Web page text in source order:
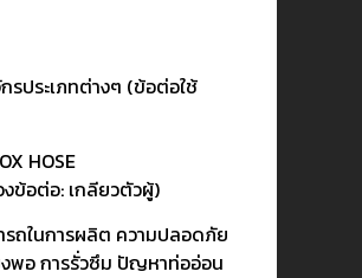
รประเภทต่างๆ (ข้อต่อใช้
HOSE
ข้อต่อ: เกลียวตัวผู้)
ถในการผลิต ความปลอดภัย
พอ การรั่วซึม ปัญหาท่ออ่อน